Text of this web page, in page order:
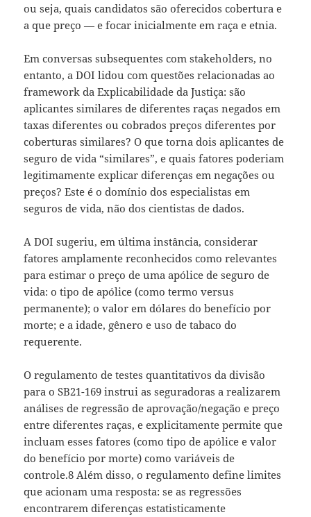
ou seja, quais candidatos são oferecidos cobertura e
a que preço — e focar inicialmente em raça e etnia.
Em conversas subsequentes com stakeholders, no
entanto, a DOI lidou com questões relacionadas ao
framework da Explicabilidade da Justiça: são
aplicantes similares de diferentes raças negados em
taxas diferentes ou cobrados preços diferentes por
coberturas similares? O que torna dois aplicantes de
seguro de vida “similares”, e quais fatores poderiam
legitimamente explicar diferenças em negações ou
preços? Este é o domínio dos especialistas em
seguros de vida, não dos cientistas de dados.
A DOI sugeriu, em última instância, considerar
fatores amplamente reconhecidos como relevantes
para estimar o preço de uma apólice de seguro de
vida: o tipo de apólice (como termo versus
permanente); o valor em dólares do benefício por
morte; e a idade, gênero e uso de tabaco do
requerente.
O regulamento de testes quantitativos da divisão
para o SB21-169 instrui as seguradoras a realizarem
análises de regressão de aprovação/negação e preço
entre diferentes raças, e explicitamente permite que
incluam esses fatores (como tipo de apólice e valor
do benefício por morte) como variáveis de
controle.8 Além disso, o regulamento define limites
que acionam uma resposta: se as regressões
encontrarem diferenças estatisticamente